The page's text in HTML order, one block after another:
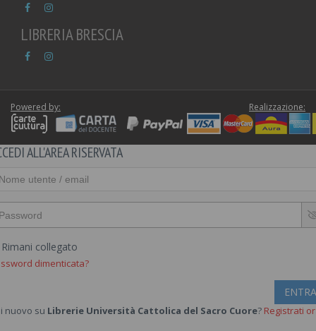
LIBRERIA BRESCIA
Realizzazione:
Powered by:
ALL'AREA RISERVATA
collegato
dimenticata?
ENTRA
nuovo su Librerie Università Cattolica del Sacro Cuore? Registrati